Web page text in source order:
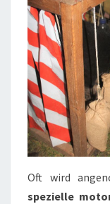
Oft wird
spezielle